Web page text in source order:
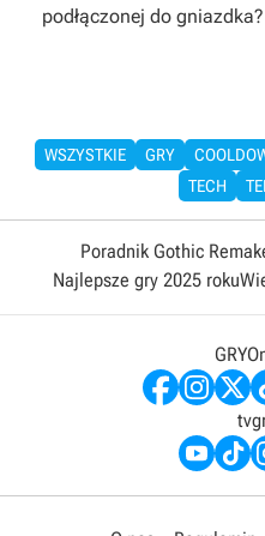
podłączonej do gniazdka?
WSZYSTKIE GRY
TECH
Poradnik Gothic
Najlepsze gry 2025 roku